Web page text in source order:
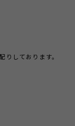
しております。